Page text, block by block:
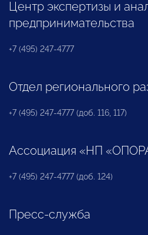
Центр экспертизы и
предпринимательства
+7 (495) 247-4777
Отдел регионального
+7 (495) 247-4777 (доб. 116, 117)
Ассоциация «НП
+7 (495) 247-4777 (доб. 124)
Пресс-служба